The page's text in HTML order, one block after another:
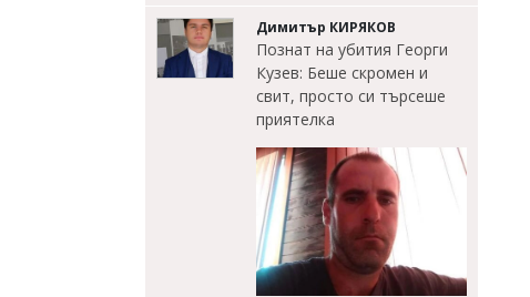
Димитър КИРЯКОВ
Познат на убития Георги
Кузев: Беше скромен и
свит, просто си търсеше
приятелка